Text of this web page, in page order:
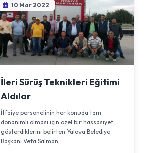
10 Mar 2022
İleri Sürüş Teknikleri Eğitimi
Aldılar
İtfaiye personelinin her konuda tam
donanımlı olması için özel bir hassasiyet
gösterdiklerini belirten Yalova Belediye
Başkanı Vefa Salman;...